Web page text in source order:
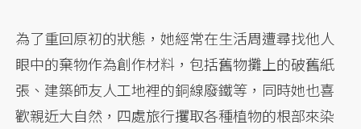
為了重回原初的狀態，她經常在生活周遭尋找他人
眼中的棄物作為創作材料，包括舊物攤上的破舊紙
張、建築師友人工地裡的銅線廢鐵等，同時她也喜
歡親近大自然，四處旅行攫取各種植物的根部來染